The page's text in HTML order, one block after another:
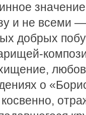
и не всеми
добрых
о